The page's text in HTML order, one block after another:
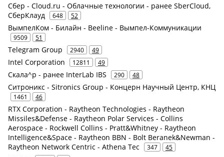
Сбер - Cloud.ru - Облачные технологии - ранее SberCloud,
СберКлауд
648 52
ВымпелКом - Билайн - Beeline - Вымпел-Коммуникации
9509 51
Telegram Group 2940 49
Intel Corporation 12811 49
Скала^р - ранее InterLab IBS 290 48
Ситроникс - Sitronics Group - Концерн Научный Центр, КНЦ
1461 46
RTX Corporation - Raytheon Technologies - Raytheon
Missiles&Defense - Raytheon Polar Services - Collins
Aerospace - Rockwell Collins - Pratt&Whitney - Raytheon
Intelligence&Space - Raytheon BBN - Bolt Beranek&Newman -
Raytheon Network Centric - Athena Tec
347 45